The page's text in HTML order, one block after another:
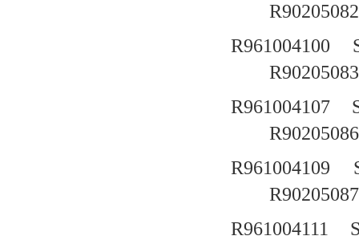
R961004100
R961004107
R961004109
R961004111